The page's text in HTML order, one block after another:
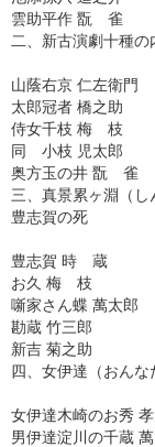
雲助平作 翫 雀
二、新古演劇十種の
山蔭右京 仁左衛門
太郎冠者 橋之助
侍女千枝 梅 枝
同 小枝 児太郎
奥方玉の井 翫 雀
三、真景累ヶ淵（し
豊志賀の死
豊志賀 時 蔵
お久 梅 枝
噺家さん蝶 萬太郎
勘蔵 竹三郎
新吉 菊之助
四、女伊達（おんな
女伊達木崎のお秀
男伊達淀川の千蔵